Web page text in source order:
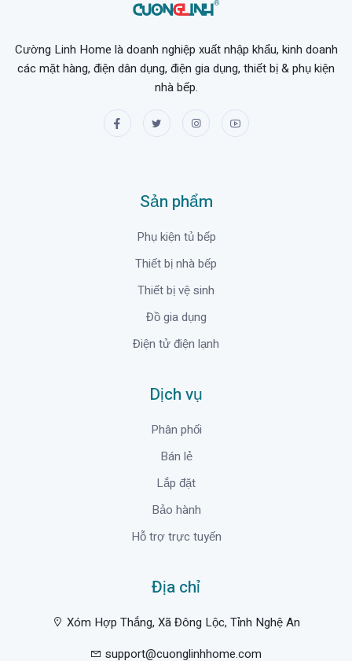
Cường Linh Home là doanh nghiệp xuất nhập khẩu, kinh doanh
các mặt hàng, điện dân dụng, điện gia dụng, thiết bị & phụ kiện
nhà bếp.
Sản phẩm
Phụ kiện tủ bếp
Thiết bị nhà bếp
Thiết bị vệ sinh
Đồ gia dụng
Điện tử điện lạnh
Dịch vụ
Phân phối
Bán lẻ
Lắp đặt
Bảo hành
Hỗ trợ trực tuyến
Địa chỉ
Xóm Hợp Thắng, Xã Đông Lộc, Tỉnh Nghệ An
support@cuonglinhhome.com